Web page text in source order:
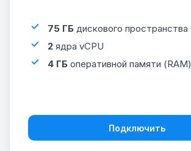
75 ГБ дискового пространства
2 ядра vCPU
4 ГБ оперативной памяти (RAM)
Подключить